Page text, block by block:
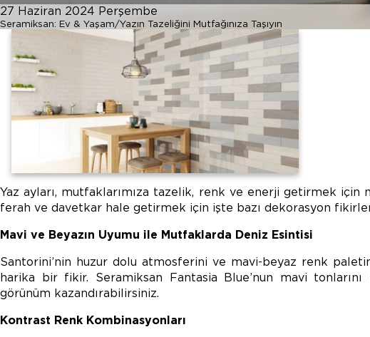
27 Haziran 2024 Perşembe
Seramiksan: Ev & Yaşam Yazın Tazeliğini Mutfağınıza Taşıyın
Yaz ayları, mutfaklarımıza tazelik, renk ve enerji getirmek
ferah ve davetkar hale getirmek için işte bazı dekorasyon
Mavi ve Beyazın Uyumu ile Mutfaklarda Deniz Esintisi
Santorini’nin huzur dolu atmosferini ve mavi-beyaz renk
harika bir fikir. Seramiksan Fantasia Blue’nun mavi
görünüm kazandırabilirsiniz.
Kontrast Renk Kombinasyonları